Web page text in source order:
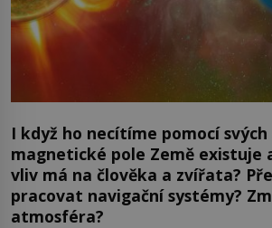
I když ho necítíme pomocí svých
magnetické pole Země existuje
vliv má na člověka a zvířata?
pracovat navigační systémy?
atmosféra?